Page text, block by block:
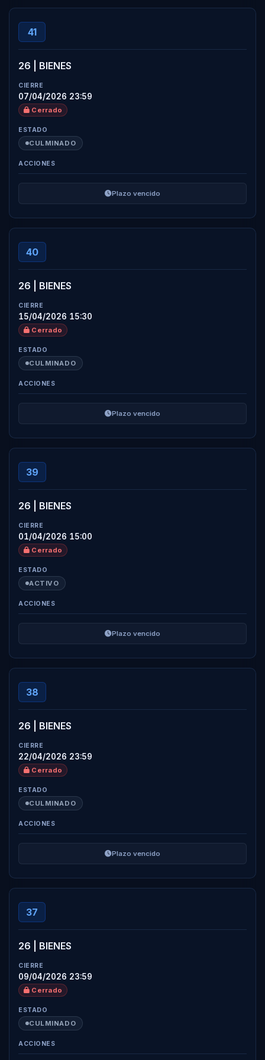
41
26 | BIENES
07/04/2026 23:59
Cerrado
CULMINADO
Plazo vencido
40
26 | BIENES
15/04/2026 15:30
Cerrado
CULMINADO
Plazo vencido
39
26 | BIENES
01/04/2026 15:00
Cerrado
ACTIVO
Plazo vencido
38
26 | BIENES
22/04/2026 23:59
Cerrado
CULMINADO
Plazo vencido
37
26 | BIENES
09/04/2026 23:59
Cerrado
CULMINADO
Enviar Cotización
N° de Cotización
Registro de Proveedor / Alertas ×